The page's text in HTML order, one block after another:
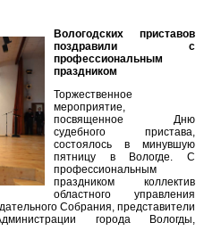
Вологодских приставов
поздравили с
профессиональным
праздником
Торжественное
мероприятие,
посвященное Дню
судебного пристава,
состоялось в минувшую
пятницу в Вологде. С
профессиональным
праздником коллектив
областного управления
Собрания, представители
города Вологды,